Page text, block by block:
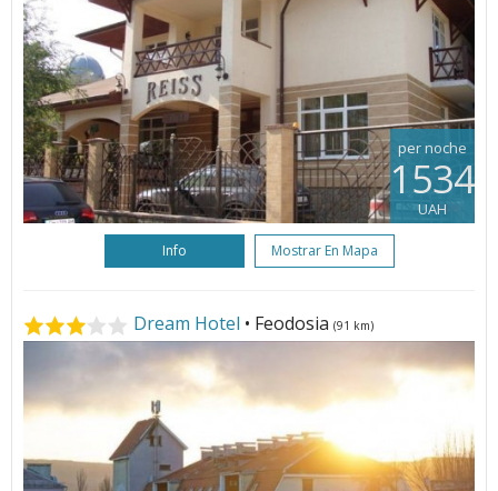
per noche
1534
UAH
Info Mostrar En Mapa
Dream Hotel • Feodosia (91 km)